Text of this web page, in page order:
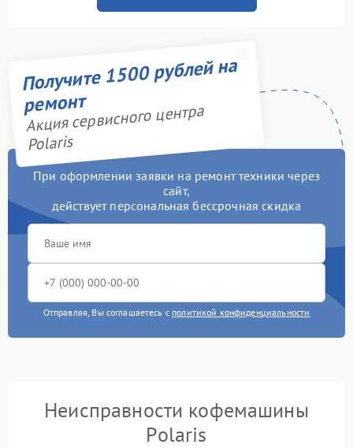
Получите 1500 рублей на
ремонт
Акция сервисного центра
Polaris
При оформлении заявки на ремонт техники через
сайт,
действует персональная бессрочная скидка
Отправляя, Вы соглашаетесь с политикой конфиденциальности
Неисправности кофемашины
Polaris